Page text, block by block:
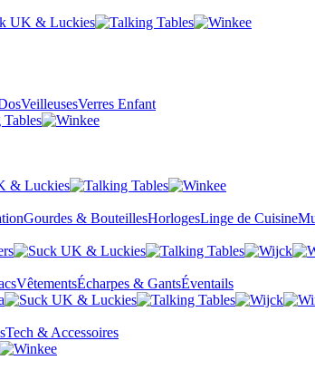
VeilleusesVerres Enfant
Gourdes & BouteillesHorlogesLinge de Cuisine
VêtementsÉcharpes & GantsÉventails
Tech & Accessoires